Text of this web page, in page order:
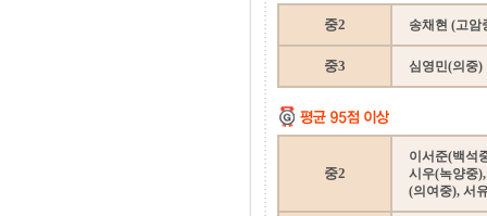
중2 송채현 (고암
중3 심영민(의중)
중2
이서준(백석
시우(녹양중
(의여중), 서